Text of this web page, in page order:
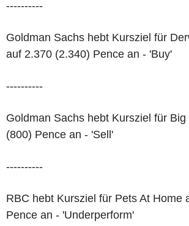
----------
Goldman Sachs hebt Kursziel für
auf 2.370 (2.340) Pence an - 'Buy'
----------
Goldman Sachs hebt Kursziel für Big
(800) Pence an - 'Sell'
----------
RBC hebt Kursziel für Pets At Home
Pence an - 'Underperform'